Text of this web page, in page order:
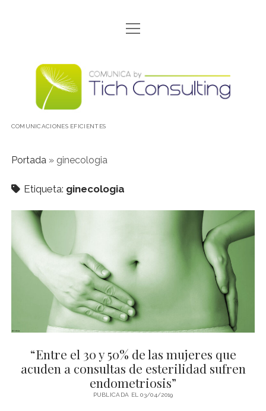
CONÓCENOS
DÓNDE ESTAMOS
POLITICA DE COOKIES
POLÍTICA DE PROTECCIÓN DE DATOS
PORFOLIO
SALTAMOS DE LA PANTALLA
TÉRMINOS Y CONDICIONES
WE WISH YOU…
abrir
menú
Comunica
TICH
COMUNICACIONES EFICIENTES
Portada» ginecologia
Etiqueta: ginecologia
“Entre el 30 y 50% de las mujeres que
acuden a consultas de esterilidad sufren
endometriosis”
PUBLICADA EL 03/04/2019